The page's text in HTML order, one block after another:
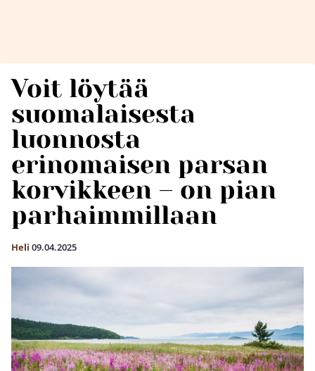
Voit löytää
suomalaisesta
luonnosta
erinomaisen parsan
korvikkeen – on pian
parhaimmillaan
Heli 09.04.2025